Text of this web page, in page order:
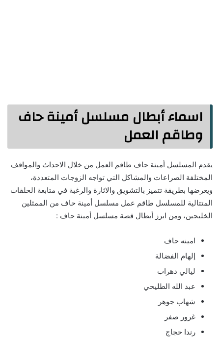
اسماء أبطال مسلسل أمينة حاف
وطاقم العمل
يقدم المسلسل أمينة حاف طاقم العمل من خلال الاحداث والمواقف
المختلفة الصراعات والمشاكل التي تواجه الزوجات المتعددة،
ويعرضها بطريقة تتميز بالتشويق والاثارة والرغبة في متابعة الحلقات
المتتالية للمسلسل طاقم عمل مسلسل أمينة حاف من الممثلين
الخليجين، ومن ابرز أبطال قصة مسلسل أمينة حاف :
امينه حاف
إلهام الفضالة
ليالي دهراب
عبد الله الطليحي
شهاب جوهر
غرور صفر
رندا حجاج